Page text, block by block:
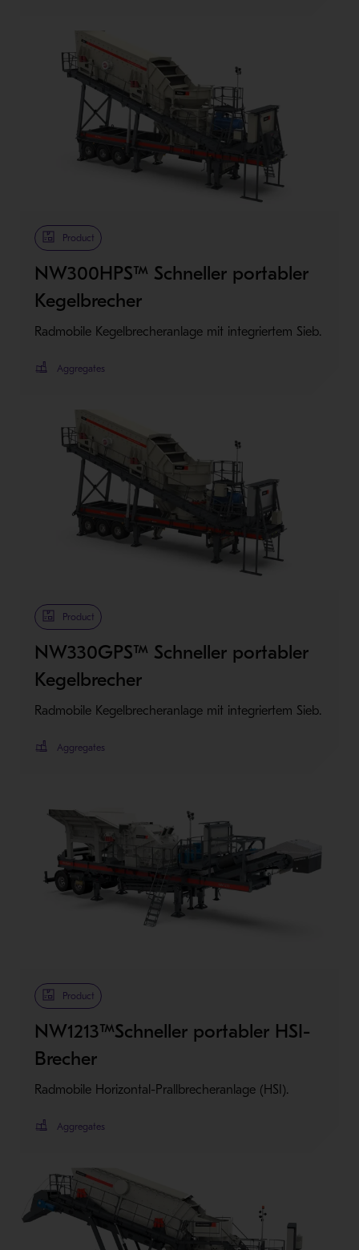
Product
NW300HPS™ Schneller portabler
Kegelbrecher
Radmobile Kegelbrecheranlage mit integriertem Sieb.
Aggregates
Product
NW330GPS™ Schneller portabler
Kegelbrecher
Radmobile Kegelbrecheranlage mit integriertem Sieb.
Aggregates
Product
NW1213™Schneller portabler HSI-
Brecher
Radmobile Horizontal-Prallbrecheranlage (HSI).
Aggregates